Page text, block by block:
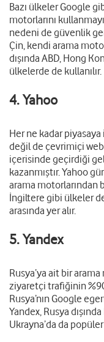
Bazı ülkeler Google
motorlarını
nedeni de güvenlik
Çin, kendi arama
dışında ABD, Hong
ülkelerde de kullanılır.
4. Yahoo
Her ne kadar
değil de çevrimiçi
içerisinde geçirdiği
kazanmıştır. Yahoo
arama motorlarından
İngiltere gibi ülkeler
arasında yer alır.
5. Yandex
Rusya’ya ait bir
ziyaretçi trafiğinin
Rusya’nın Google
Yandex, Rusya
Ukrayna’da da